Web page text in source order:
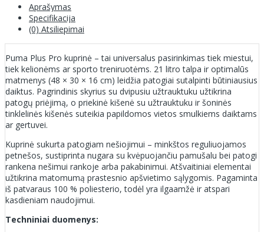
Aprašymas
Specifikacija
(0) Atsiliepimai
Puma Plus Pro kuprinė – tai universalus pasirinkimas tiek miestui,
tiek kelionėms ar sporto treniruotėms. 21 litro talpa ir optimalūs
matmenys (48 × 30 × 16 cm) leidžia patogiai sutalpinti būtiniausius
daiktus. Pagrindinis skyrius su dvipusiu užtrauktuku užtikrina
patogų priėjimą, o priekinė kišenė su užtrauktuku ir šoninės
tinklelinės kišenės suteikia papildomos vietos smulkiems daiktams
ar gertuvei.
Kuprinė sukurta patogiam nešiojimui – minkštos reguliuojamos
petnešos, sustiprinta nugara su kvėpuojančiu pamušalu bei patogi
rankena nešimui rankoje arba pakabinimui. Atšvaitiniai elementai
užtikrina matomumą prastesnio apšvietimo sąlygomis. Pagaminta
iš patvaraus 100 % poliesterio, todėl yra ilgaamžė ir atspari
kasdieniam naudojimui.
Techniniai duomenys: